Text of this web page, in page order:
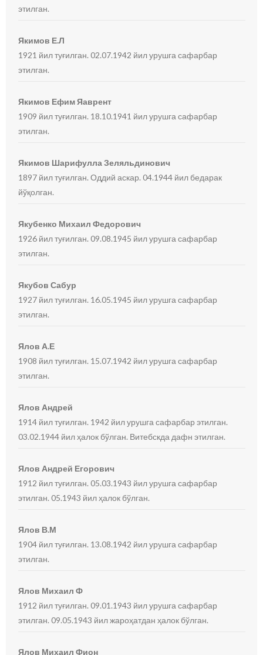
этилган.
Якимов Е.Л
1921 йил туғилган. 02.07.1942 йил урушга сафарбар
этилган.
Якимов Ефим Яаврент
1909 йил туғилган. 18.10.1941 йил урушга сафарбар
этилган.
Якимов Шарифулла Зеляльдинович
1897 йил туғилган. Оддий аскар. 04.1944 йил бедарак
йўқолган.
Якубенко Михаил Федорович
1926 йил туғилган. 09.08.1945 йил урушга сафарбар
этилган.
Якубов Сабур
1927 йил туғилган. 16.05.1945 йил урушга сафарбар
этилган.
Ялов А.Е
1908 йил туғилган. 15.07.1942 йил урушга сафарбар
этилган.
Ялов Андрей
1914 йил туғилган. 1942 йил урушга сафарбар этилган.
03.02.1944 йил ҳалок бўлган. Витебскда дафн этилган.
Ялов Андрей Егорович
1912 йил туғилган. 05.03.1943 йил урушга сафарбар
этилган. 05.1943 йил ҳалок бўлган.
Ялов В.М
1904 йил туғилган. 13.08.1942 йил урушга сафарбар
этилган.
Ялов Михаил Ф
1912 йил туғилган. 09.01.1943 йил урушга сафарбар
этилган. 09.05.1943 йил жароҳатдан ҳалок бўлган.
Ялов Михаил Фион